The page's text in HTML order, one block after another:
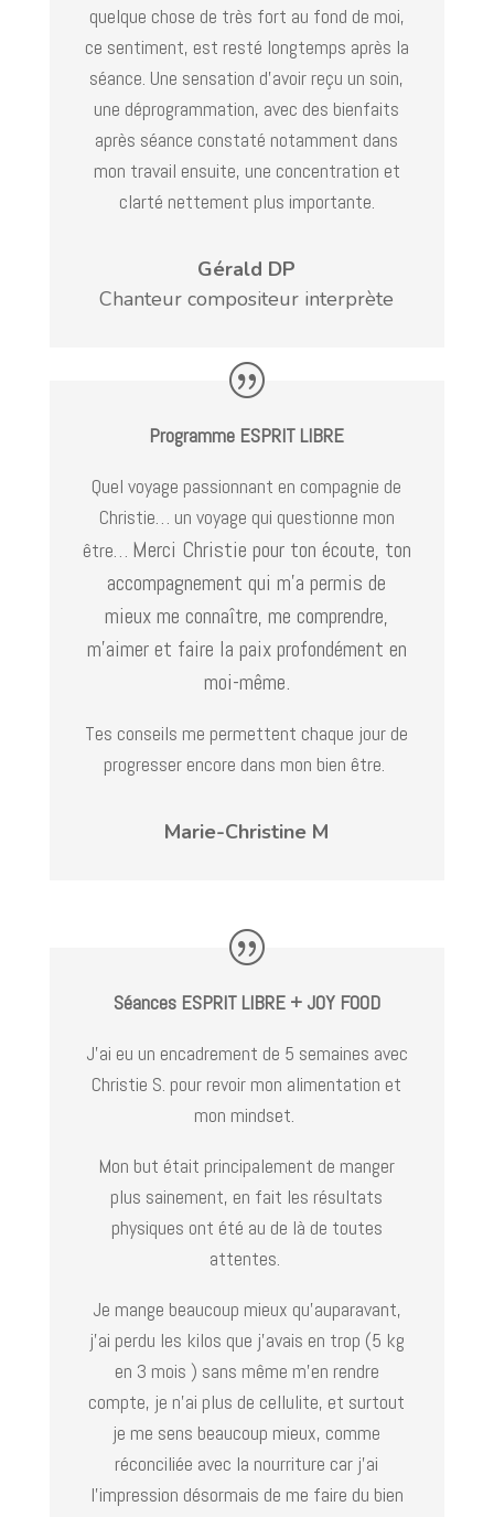
quelque chose de très fort au fond de moi,
ce sentiment, est resté longtemps après la
séance. Une sensation d’avoir reçu un soin,
une déprogrammation, avec des bienfaits
après séance constaté notamment dans
mon travail ensuite, une concentration et
clarté nettement plus importante.
Gérald DP
Chanteur compositeur interprète
Programme ESPRIT LIBRE
Quel voyage passionnant en compagnie de
Christie… un voyage qui questionne mon
être… Merci Christie pour ton écoute, ton
accompagnement qui m’a permis de
mieux me connaître, me comprendre,
m’aimer et faire la paix profondément en
moi-même.
Tes conseils me permettent chaque jour de
progresser encore dans mon bien être.
Marie-Christine M
Séances ESPRIT LIBRE + JOY FOOD
J’ai eu un encadrement de 5 semaines avec
Christie S. pour revoir mon alimentation et
mon mindset.
Mon but était principalement de manger
plus sainement, en fait les résultats
physiques ont été au de là de toutes
attentes.
Je mange beaucoup mieux qu’auparavant,
j’ai perdu les kilos que j’avais en trop (5 kg
en 3 mois ) sans même m’en rendre
compte, je n’ai plus de cellulite, et surtout
je me sens beaucoup mieux, comme
réconciliée avec la nourriture car j’ai
l’impression désormais de me faire du bien